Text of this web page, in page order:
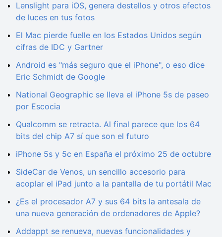
Lenslight para iOS, genera destellos y otros efectos
de luces en tus fotos
El Mac pierde fuelle en los Estados Unidos según
cifras de IDC y Gartner
Android es "más seguro que el iPhone", o eso dice
Eric Schmidt de Google
National Geographic se lleva el iPhone 5s de paseo
por Escocia
Qualcomm se retracta. Al final parece que los 64
bits del chip A7 sí que son el futuro
iPhone 5s y 5c en España el próximo 25 de octubre
SideCar de Venos, un sencillo accesorio para
acoplar el iPad junto a la pantalla de tu portátil Mac
¿Es el procesador A7 y sus 64 bits la antesala de
una nueva generación de ordenadores de Apple?
Addappt se renueva, nuevas funcionalidades y